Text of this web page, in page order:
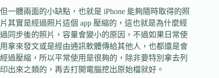
但一體兩面的小缺點，也就是 iPhone 能夠隨時取得的照
片其實是經過照片這個 app 壓縮的，這也就是為什麼經
過同步後的照片，容量會變小的原因，不過如果日常使
用拿來發文或是經由通訊軟體傳給其他人，也都還是會
經過壓縮，所以平常使用是很夠的，除非要特別拿去列
印出來之類的，再去打開電腦挖出原始檔就好。